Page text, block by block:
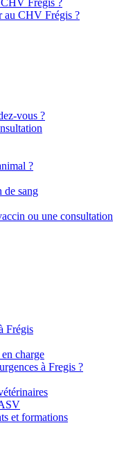
Frégis ?
au CHV Frégis ?
vous ?
?
de sang
ou une consultation
Frégis
charge
à Fregis ?
et formations